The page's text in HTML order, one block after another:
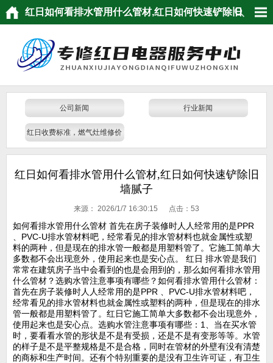
红日如何看排水管用什么管材,红日如何快速铲除旧
公司新闻 行业新闻
红日收费标准，燃气灶维修价
红日如何看排水管用什么管材,红日如何快速铲除旧
墙腻子
来源： 2026/1/7 16:30:15 点击： 53
如何看排水管用什么管材 首先在房子装修时人人经常用的是PPR
、PVC-U排水管材料吧，经常看见的排水管材料也就金属性或塑
料的两种，但是现在的排水管一般都是用塑料管了。它施工简单大
多数都不会出现意外，使用起来也是安心点。 红日 排水管是我们
常常在建筑房子当中会看到的也是会用到的，那么如何看排水管用
什么管材？选购水管注意事项有哪些？如何看排水管用什么管材：
首先在房子装修时人人经常用的是PPR 、PVC-U排水管材料吧，
经常看见的排水管材料也就金属性或塑料的两种，但是现在的排水
管一般都是用塑料管了。红日它施工简单大多数都不会出现意外，
使用起来也是安心点。选购水管注意事项有哪些：1、当在买水管
时，要看看水管的形状是不是有受损，还是不是有变形等等。水管
的样子是不是平整规格是不是合格，同时在管材的外壁有没有清楚
的商标和生产时间。还有个特别重要的是没有卫生许可证，有卫生